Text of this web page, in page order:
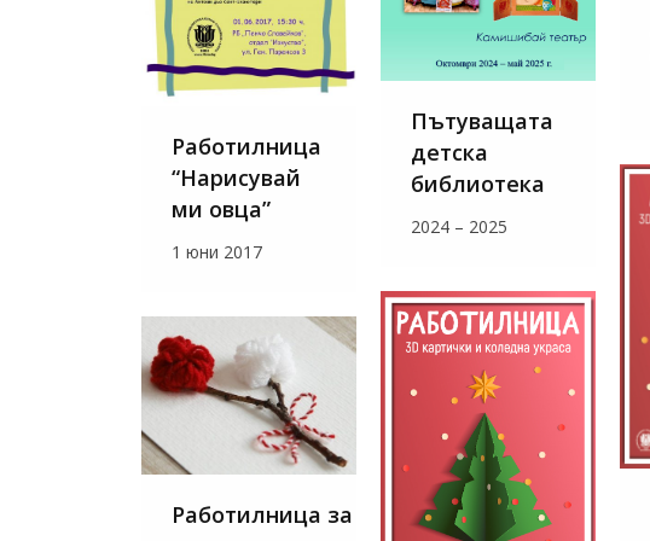
Пътуващата
детска
библиотека
2024 – 2025
Работилница
“Нарисувай
ми овца”
1 юни 2017
Работилница за